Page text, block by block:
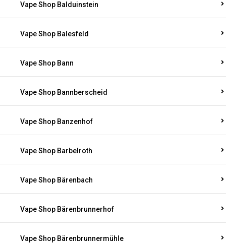
Vape Shop Balduinstein
Vape Shop Balesfeld
Vape Shop Bann
Vape Shop Bannberscheid
Vape Shop Banzenhof
Vape Shop Barbelroth
Vape Shop Bärenbach
Vape Shop Bärenbrunnerhof
Vape Shop Bärenbrunnermühle